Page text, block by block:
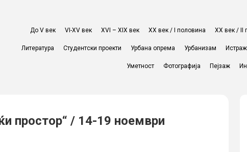
До V век VI-XV век XVI – XIX век ХХ век / I половина ХХ век / II
Литература Студентски проекти Урбана опрема Урбанизам
Уметност Фотографија Пејзаж
простор“ / 14-19 ноември